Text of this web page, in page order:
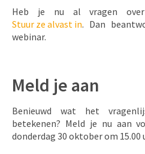
Heb je nu al vragen over
Stuur ze alvast in. Dan
webinar.
Meld je aan
Benieuwd wat het
betekenen? Meld je nu aan
donderdag 30 oktober om 15.00